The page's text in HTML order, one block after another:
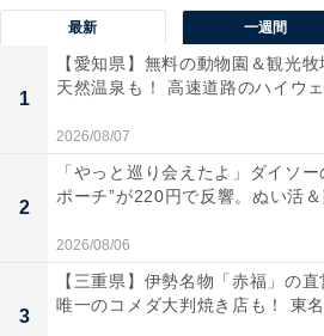
最新 一週間
1
【愛知県】無料の動物園＆観光
天然温泉も！ 高速道路のハイウ
2026/08/07
2
「やっと巡り会えたよ」ダイソー
ポーチ”が220円で反響。ぬい活
2026/08/06
3
【三重県】伊勢名物「赤福」の
唯一のコメダ大判焼き店も！ 東